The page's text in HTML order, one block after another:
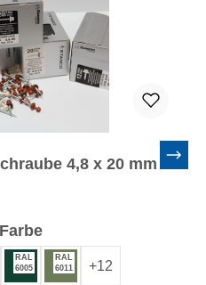
4,8 x 20 mm
Farbeauswählen
RAL
6005
RAL
6011
+12